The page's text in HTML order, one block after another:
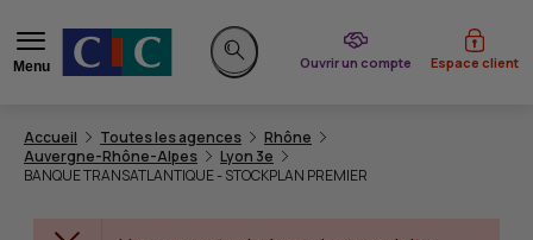
Menu
Rechercher sur le site
Ouvrir un compte
du CIC Espace client
Accueil Toutes les agences
Rhône
Auvergne-Rhône-Alpes
Lyon 3e
BANQUE TRANSATLANTIQUE - STOCKPLAN PREMIER